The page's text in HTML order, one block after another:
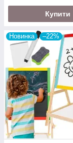
Купити
Новинка –22%